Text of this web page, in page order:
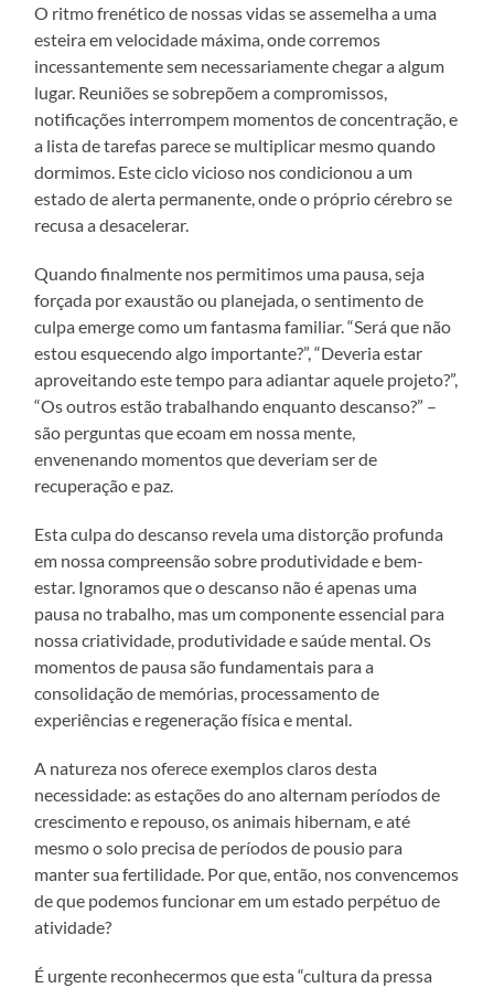
O ritmo frenético de nossas vidas se assemelha a uma
esteira em velocidade máxima, onde corremos
incessantemente sem necessariamente chegar a algum
lugar. Reuniões se sobrepõem a compromissos,
notificações interrompem momentos de concentração, e
a lista de tarefas parece se multiplicar mesmo quando
dormimos. Este ciclo vicioso nos condicionou a um
estado de alerta permanente, onde o próprio cérebro se
recusa a desacelerar.
Quando finalmente nos permitimos uma pausa, seja
forçada por exaustão ou planejada, o sentimento de
culpa emerge como um fantasma familiar. “Será que não
estou esquecendo algo importante?”, “Deveria estar
aproveitando este tempo para adiantar aquele projeto?”,
“Os outros estão trabalhando enquanto descanso?” –
são perguntas que ecoam em nossa mente,
envenenando momentos que deveriam ser de
recuperação e paz.
Esta culpa do descanso revela uma distorção profunda
em nossa compreensão sobre produtividade e bem-
estar. Ignoramos que o descanso não é apenas uma
pausa no trabalho, mas um componente essencial para
nossa criatividade, produtividade e saúde mental. Os
momentos de pausa são fundamentais para a
consolidação de memórias, processamento de
experiências e regeneração física e mental.
A natureza nos oferece exemplos claros desta
necessidade: as estações do ano alternam períodos de
crescimento e repouso, os animais hibernam, e até
mesmo o solo precisa de períodos de pousio para
manter sua fertilidade. Por que, então, nos convencemos
de que podemos funcionar em um estado perpétuo de
atividade?
É urgente reconhecermos que esta “cultura da pressa